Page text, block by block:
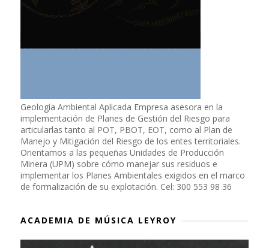
Geología Ambiental Aplicada Empresa asesora en la
implementación de Planes de Gestión del Riesgo para
articularlas tanto al POT, PBOT, EOT, como al Plan de
Manejo y Mitigación del Riesgo de los entes territoriales.
Orientamos a las pequeñas Unidades de Producción
Minera (UPM) sobre cómo manejar sus residuos e
implementar los Planes Ambientales exigidos en el marco
de formalización de su explotación. Cel: 300 553 98 36
ACADEMIA DE MÚSICA LEYROY